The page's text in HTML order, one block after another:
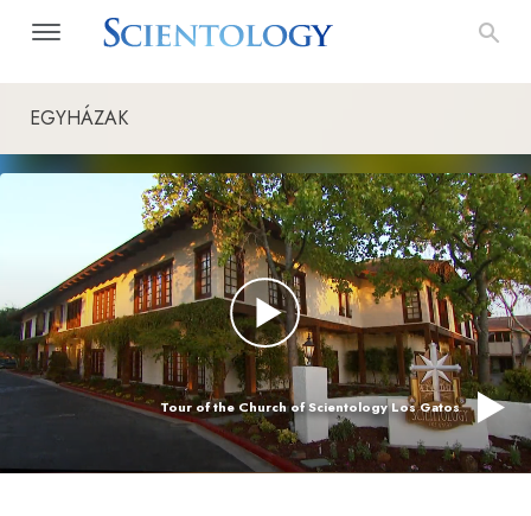
EGYHÁZAK
Tour of the Church of Scientology Los Gatos